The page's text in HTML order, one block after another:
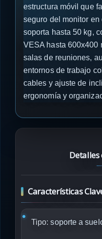
estructura móvil que
seguro del monitor
soporta hasta 50 kg,
VESA hasta 600x400
salas de reuniones,
entornos de trabajo
cables y ajuste de
ergonomía y
Características
Tipo: soporte a